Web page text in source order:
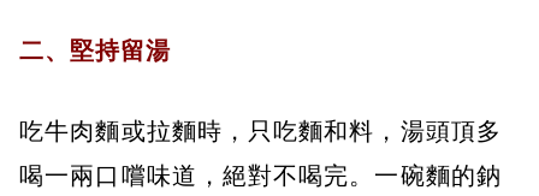
二、堅持留湯
吃牛肉麵或拉麵時，只吃麵和料，湯頭頂多
喝一兩口嚐味道，絕對不喝完。一碗麵的鈉